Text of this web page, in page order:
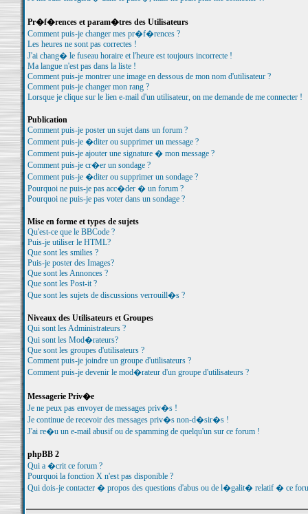
Pr�f�rences et param�tres des Utilisateurs
Comment puis-je changer mes pr�f�rences ?
Les heures ne sont pas correctes !
J'ai chang� le fuseau horaire et l'heure est toujours incorrecte !
Ma langue n'est pas dans la liste !
Comment puis-je montrer une image en dessous de mon nom d'utilisateur ?
Comment puis-je changer mon rang ?
Lorsque je clique sur le lien e-mail d'un utilisateur, on me demande de me connecter !
Publication
Comment puis-je poster un sujet dans un forum ?
Comment puis-je �diter ou supprimer un message ?
Comment puis-je ajouter une signature � mon message ?
Comment puis-je cr�er un sondage ?
Comment puis-je �diter ou supprimer un sondage ?
Pourquoi ne puis-je pas acc�der � un forum ?
Pourquoi ne puis-je pas voter dans un sondage ?
Mise en forme et types de sujets
Qu'est-ce que le BBCode ?
Puis-je utiliser le HTML?
Que sont les smilies ?
Puis-je poster des Images?
Que sont les Annonces ?
Que sont les Post-it ?
Que sont les sujets de discussions verrouill�s ?
Niveaux des Utilisateurs et Groupes
Qui sont les Administrateurs ?
Qui sont les Mod�rateurs?
Que sont les groupes d'utilisateurs ?
Comment puis-je joindre un groupe d'utilisateurs ?
Comment puis-je devenir le mod�rateur d'un groupe d'utilisateurs ?
Messagerie Priv�e
Je ne peux pas envoyer de messages priv�s !
Je continue de recevoir des messages priv�s non-d�sir�s !
J'ai re�u un e-mail abusif ou de spamming de quelqu'un sur ce forum !
phpBB 2
Qui a �crit ce forum ?
Pourquoi la fonction X n'est pas disponible ?
Qui dois-je contacter � propos des questions d'abus ou de l�galit� relatif � ce